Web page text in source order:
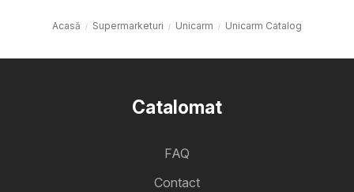
Acasă Supermarketuri Unicarm Unicarm Catalog
Catalomat
FAQ
Contact